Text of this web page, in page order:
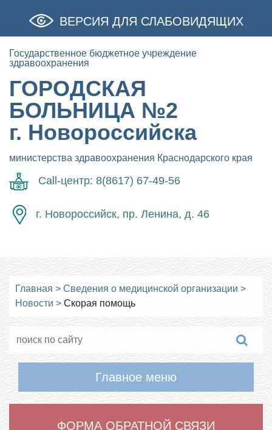
ВЕРСИЯ ДЛЯ СЛАБОВИДЯЩИХ
Государственное бюджетное учреждение
здравоохранения
ГОРОДСКАЯ
БОЛЬНИЦА №2
г. Новороссийска
министерства здравоохранения Краснодарского края
Call-центр: 8(8617) 67-49-56
г. Новороссийск, пр. Ленина, д. 46
Главная > Сведения о медицинской организации >
Новости > Скорая помощь
Главное меню
ФОРМА ОБРАТНОЙ СВЯЗИ